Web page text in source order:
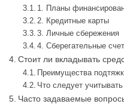
1. Планы
2. Кредитные карты
3. Личные сбережения
4. Сберегательные
Стоит ли вкладывать
Преимущества
Что следует
Часто задаваемые